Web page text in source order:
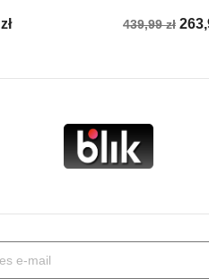
Cena
439,99 zł